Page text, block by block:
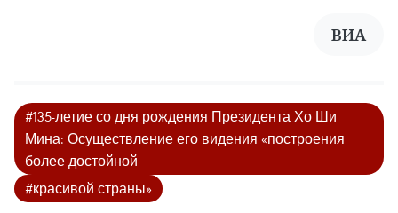
ВИА
#135-летие со дня рождения Президента Хо Ши
Мина: Осуществление его видения «построения
более достойной
#красивой страны»